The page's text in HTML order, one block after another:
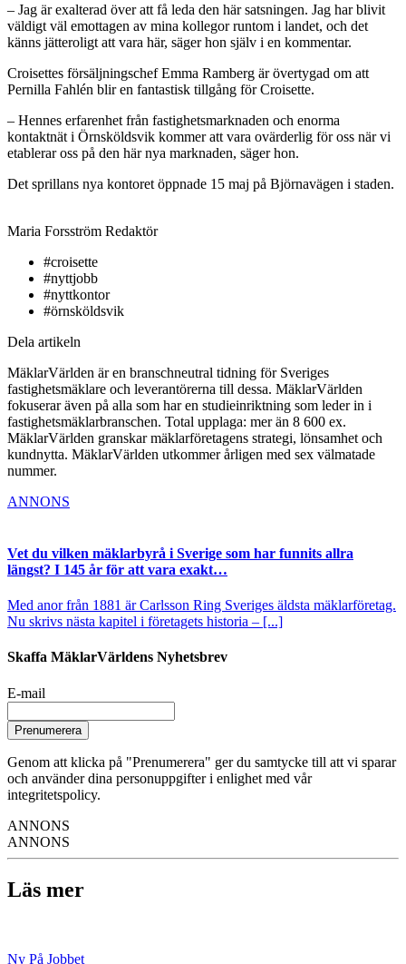
– Jag är exalterad över att få leda den här satsningen. Jag har blivit
väldigt väl emottagen av mina kollegor runtom i landet, och det
känns jätteroligt att vara här, säger hon själv i en kommentar.
Croisettes försäljningschef Emma Ramberg är övertygad om att
Pernilla Fahlén blir en fantastisk tillgång för Croisette.
– Hennes erfarenhet från fastighetsmarknaden och enorma
kontaktnät i Örnsköldsvik kommer att vara ovärderlig för oss när vi
etablerar oss på den här nya marknaden, säger hon.
Det sprillans nya kontoret öppnade 15 maj på Björnavägen i staden.
Maria Forsström Redaktör
#croisette
#nyttjobb
#nyttkontor
#örnsköldsvik
Dela artikeln
MäklarVärlden är en branschneutral tidning för Sveriges
fastighetsmäklare och leverantörerna till dessa. MäklarVärlden
fokuserar även på alla som har en studieinriktning som leder in i
fastighetsmäklarbranschen. Total upplaga: mer än 8 600 ex.
MäklarVärlden granskar mäklarföretagens strategi, lönsamhet och
kundnytta. MäklarVärlden utkommer årligen med sex välmatade
nummer.
ANNONS
Vet du vilken mäklarbyrå i Sverige som har funnits allra
längst? I 145 år för att vara exakt…
Med anor från 1881 är Carlsson Ring Sveriges äldsta mäklarföretag.
Nu skrivs nästa kapitel i företagets historia – [...]
Skaffa MäklarVärldens Nyhetsbrev
E-mail
Prenumerera
Genom att klicka på "Prenumerera" ger du samtycke till att vi sparar
och använder dina personuppgifter i enlighet med vår
integritetspolicy.
ANNONS
ANNONS
Läs mer
Ny På Jobbet